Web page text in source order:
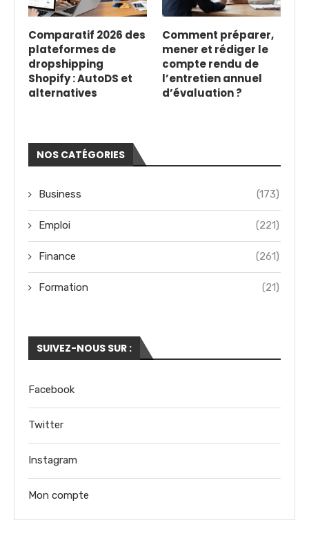
Comparatif 2026 des
plateformes de
dropshipping
Shopify : AutoDS et
alternatives
Comment préparer,
mener et rédiger le
compte rendu de
l’entretien annuel
d’évaluation ?
NOS CATÉGORIES
Business (173)
Emploi (221)
Finance (261)
Formation (21)
SUIVEZ-NOUS SUR :
Facebook
Twitter
Instagram
Mon compte